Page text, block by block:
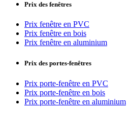
Prix des fenêtres
Prix fenêtre en PVC
Prix fenêtre en bois
Prix fenêtre en aluminium
Prix des portes-fenêtres
Prix porte-fenêtre en PVC
Prix porte-fenêtre en bois
Prix porte-fenêtre en aluminium